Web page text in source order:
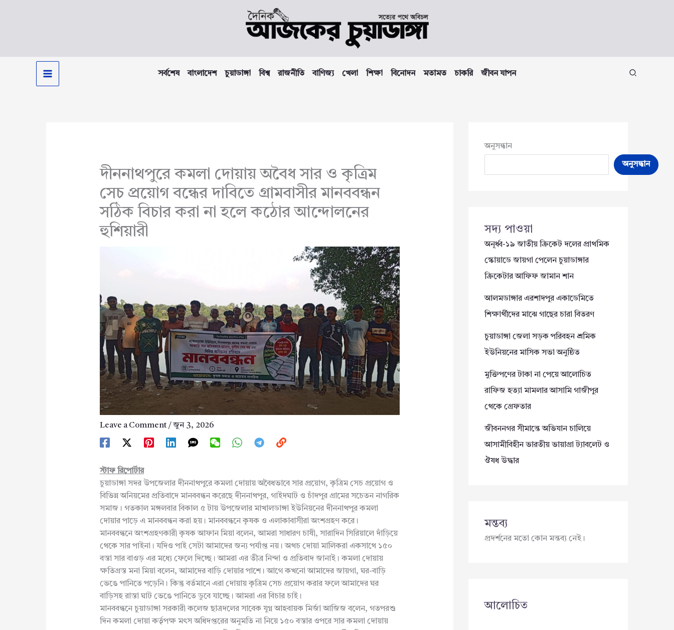
সর্বশেষ বাংলাদেশ চুয়াডাঙ্গা বিশ্ব রাজনীতি বাণিজ্য খেলা শিক্ষা বিনোদন মতামত চাকরি জীবন যাপন
দীননাথপুরে কমলা দোয়ায় অবৈধ সার ও কৃত্রিম
সেচ প্রয়োগ বন্ধের দাবিতে গ্রামবাসীর মানববন্ধন
সঠিক বিচার করা না হলে কঠোর আন্দোলনের
হুশিয়ারী
Leave a Comment /জুন 3, 2026
স্টাফ রিপোর্টার
চুয়াডাঙ্গা সদর উপজেলার দীননাথপুরে কমলা দোয়ায় অবৈধভাবে সার প্রয়োগ, কৃত্রিম সেচ প্রয়োগ ও
বিভিন্ন অনিয়মের প্রতিবাদে মানববন্ধন করেছে দীননাথপুর, গাইদঘাট ও চাঁদপুর গ্রামের সচেতন নাগরিক
সমাজ। গতকাল মঙ্গলবার বিকাল ৫ টায় উপজেলার মাখালডাঙ্গা ইউনিয়নের দীননাথপুর কমলা
দোয়ার পাড়ে এ মানববন্ধন করা হয়। মানববন্ধনে কৃষক ও এলাকাবাসীরা অংশগ্রহণ করে।
মানববন্ধনে অংশগ্রহণকারী কৃষক আফান মিয়া বলেন, আমরা সাধারণ চাষী, সারাদিন সিরিয়ালে দাঁড়িয়ে
থেকে সার পাইনা। যদিও পাই সেটা আমাদের জন্য পর্যাপ্ত নয়। অথচ দোয়া মালিকরা একসাথে ১৫০
বস্তা সার বাওড় এর মধ্যে ফেলে দিচ্ছে। আমরা এর তীব্র নিন্দা ও প্রতিবাদ জানাই। কমলা দোয়ায়
ক্ষতিগ্রস্ত মনা মিয়া বলেন, আমাদের বাড়ি দোয়ার পাশে। আগে কখনো আমাদের জায়গা, ঘর-বাড়ি
ভেঙে পানিতে পড়েনি। কিন্তু বর্তমানে এরা দোয়ায় কৃত্রিম সেচ প্রয়োগ করার ফলে আমাদের ঘর
বাড়িসহ রাস্তা ঘাট ভেঙে পানিতে ডুবে যাচ্ছে। আমরা এর বিচার চাই।
মানববন্ধনে চুয়াডাঙ্গা সরকারী কলেজ ছাত্রদলের সাবেক যুগ্ন আহবায়ক মির্জা আজিজ বলেন, গতপরশু
দিন কমলা দোয়া কর্তৃপক্ষ মৎস অধিদপ্তরের অনুমতি না নিয়ে ১৫০ বস্তার ওপরে সার কমলা দোয়ায়
অনুসন্ধান
অনুসন্ধান
সদ্য পাওয়া
অনূর্ধ্ব-১৯ জাতীয় ক্রিকেট দলের প্রাথমিক
স্কোয়াডে জায়গা পেলেন চুয়াডাঙ্গার
ক্রিকেটার আফিফ জামান শান
আলমডাঙ্গার এরশাদপুর একাডেমিতে
শিক্ষার্থীদের মাঝে গাছের চারা বিতরণ
চুয়াডাঙ্গা জেলা সড়ক পরিবহন শ্রমিক
ইউনিয়নের মাসিক সভা অনুষ্ঠিত
মুক্তিপণের টাকা না পেয়ে আলোচিত
রাফিজ হত্যা মামলার আসামি গাজীপুর
থেকে গ্রেফতার
জীবননগর সীমান্তে অভিযান চালিয়ে
আসামীবিহীন ভারতীয় ভায়াগ্রা ট্যাবলেট ও
ঔষধ উদ্ধার
মন্তব্য
প্রদর্শনের মতো কোন মন্তব্য নেই।
আলোচিত